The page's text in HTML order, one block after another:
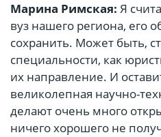
Марина Римская: Я
вуз нашего региона, его
сохранить. Может быть,
специальности, как
их направление. И
великолепная научно-
делают очень много
ничего хорошего не